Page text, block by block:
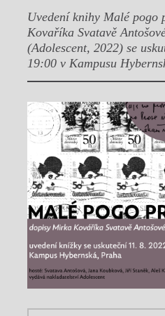
Uvedení knihy Malé pogo
Kovaříka Svatavě
(Adolescent, 2022) se
19:00 v Kampusu